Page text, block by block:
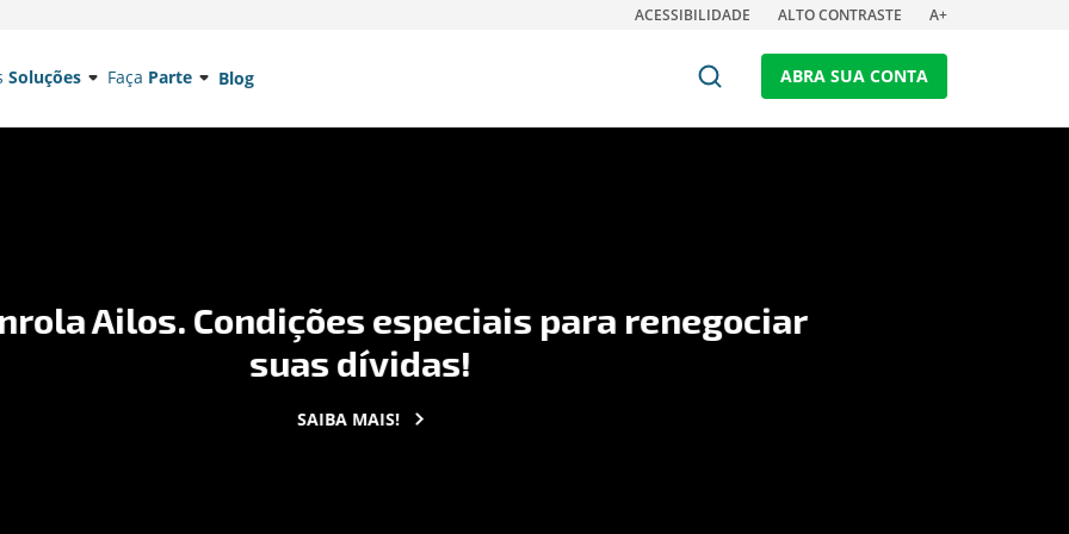
ACESSIBILIDADE ALTO CONTRASTE A+
Soluções Faça Parte Blog ABRA SUA CONTA
Condições especiais para renegociar
suas dívidas!
SAIBA MAIS!